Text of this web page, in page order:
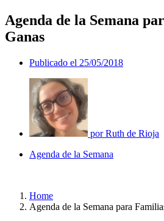
Agenda de la Semana
Ganas
Publicado el 25/05/2018
porRuth de Rioja
Agenda de la Semana
Home
Agenda de la Semana para